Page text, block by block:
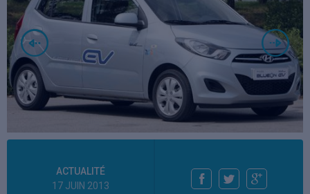
ACTUALITÉ
17 JUIN 2013